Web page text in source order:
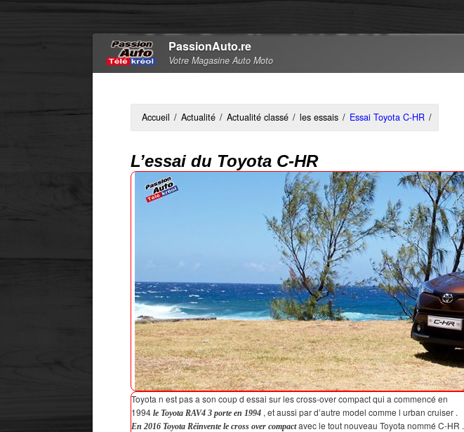
PassionAuto.re
Votre Magasine Auto Moto
Accueil / Actualité / Actualité classé / les essais / Essai Toyota C-HR /
L’essai du Toyota C-HR
Toyota n est pas a son coup d essai sur les cross-over compact qui a commencé en
1994 le Toyota RAV4 3 porte en 1994 , et aussi par d’autre model comme l urban cruiser .
En 2016 Toyota Réinvente le cross over compactavec le tout nouveau Toyota nommé C-HR .